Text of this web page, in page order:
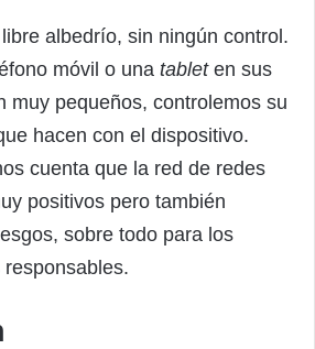
albedrío, sin ningún control.
móvil o una tableten sus
muy pequeños, controlemos su
hacen con el dispositivo.
cuenta que la red de redes
positivos pero también
sobre todo para los